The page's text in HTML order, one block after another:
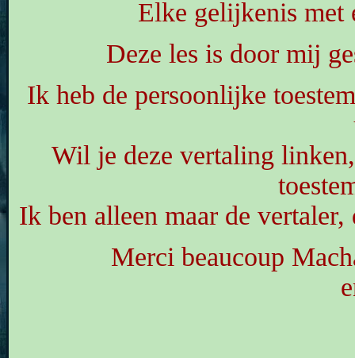
Elke gelijkenis met
Deze les is door mij
Ik heb de persoonlijke
Wil je deze vertaling
Ik ben alleen maar de
Merci beaucoup